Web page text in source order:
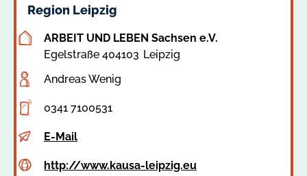
Region Leipzig
Adresse
ARBEIT UND LEBEN Sachsen e.V.
Egelstraße 404103 Leipzig
Andreas Wenig
0341 7100531
Mail
E-Mail
http://www.kausa-leipzig.eu